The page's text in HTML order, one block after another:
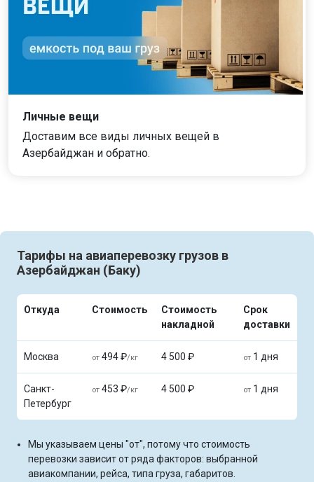
Личные вещи
Доставим все виды личных вещей в
Азербайджан и обратно.
Тарифы на авиаперевозку грузов в
Азербайджан (Баку)
Откуда Стоимость
Стоимость
накладной
Срок
доставки
Москва от 494 ₽/кг 4 500 ₽ от 1 дня
Санкт-
Петербург
от 453 ₽/кг 4 500 ₽ от 1 дня
Мы указываем цены "от", потому что стоимость
перевозки зависит от ряда факторов: выбранной
авиакомпании, рейса, типа груза, габаритов.